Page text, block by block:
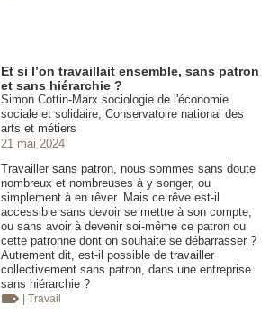
Et si l’on travaillait ensemble, sans patron
et sans hiérarchie ?
Simon Cottin-Marx sociologie de l'économie
sociale et solidaire, Conservatoire national des
arts et métiers
21 mai 2024
Travailler sans patron, nous sommes sans doute
nombreux et nombreuses à y songer, ou
simplement à en rêver. Mais ce rêve est-il
accessible sans devoir se mettre à son compte,
ou sans avoir à devenir soi-même ce patron ou
cette patronne dont on souhaite se débarrasser ?
Autrement dit, est-il possible de travailler
collectivement sans patron, dans une entreprise
sans hiérarchie ?
| Travail